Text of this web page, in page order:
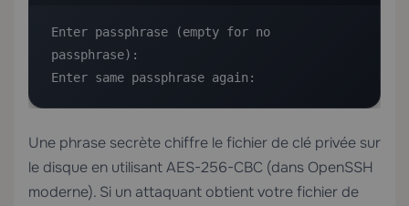
Enter passphrase (empty for no
passphrase):
Enter same passphrase again:
Une phrase secrète chiffre le fichier de clé privée sur
le disque en utilisant AES-256-CBC (dans OpenSSH
moderne). Si un attaquant obtient votre fichier de